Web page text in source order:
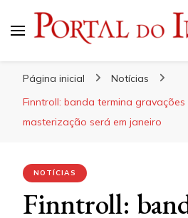
Página inicial
Notícias
Finntroll: banda termina
masterização será em janeiro
NOTÍCIAS
Finntroll: